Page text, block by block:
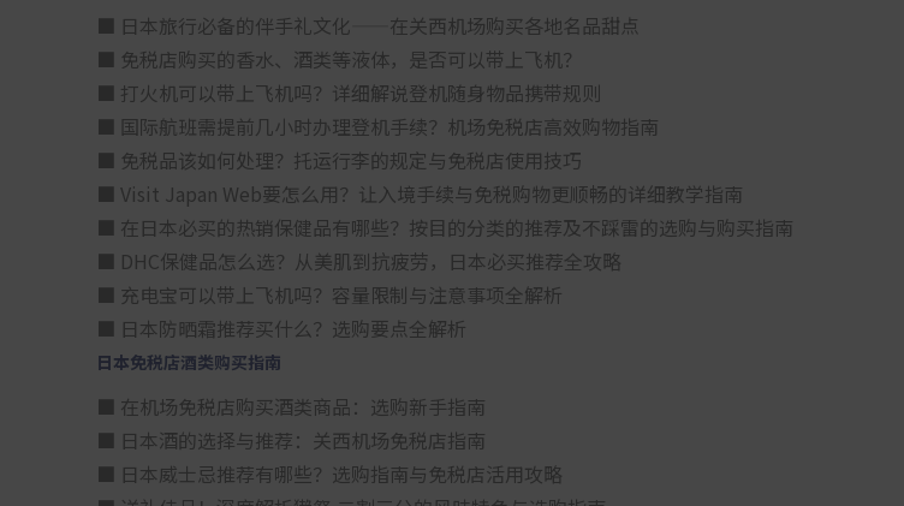
■ 日本旅行必备的伴手礼文化——在关西机场购买各地名品甜点
■ 免税店购买的香水、酒类等液体，是否可以带上飞机？
■ 打火机可以带上飞机吗？详细解说登机随身物品携带规则
■ 国际航班需提前几小时办理登机手续？机场免税店高效购物指南
■ 免税品该如何处理？托运行李的规定与免税店使用技巧
■ Visit Japan Web要怎么用？让入境手续与免税购物更顺畅的详细教学指南
■ 在日本必买的热销保健品有哪些？按目的分类的推荐及不踩雷的选购与购买指南
■ DHC保健品怎么选？从美肌到抗疲劳，日本必买推荐全攻略
■ 充电宝可以带上飞机吗？容量限制与注意事项全解析
■ 日本防晒霜推荐买什么？选购要点全解析
日本免税店酒类购买指南
■ 在机场免税店购买酒类商品：选购新手指南
■ 日本酒的选择与推荐：关西机场免税店指南
■ 日本威士忌推荐有哪些？选购指南与免税店活用攻略